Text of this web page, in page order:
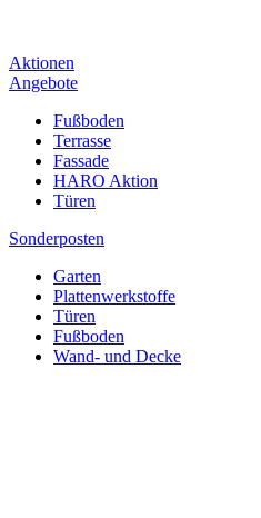
Aktionen
Angebote
Fußboden
Terrasse
Fassade
HARO Aktion
Türen
Sonderposten
Garten
Plattenwerkstoffe
Türen
Fußboden
Wand- und Decke